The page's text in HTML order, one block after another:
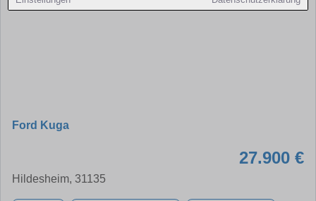
Ford Kuga
27.900 €
Hildesheim, 31135